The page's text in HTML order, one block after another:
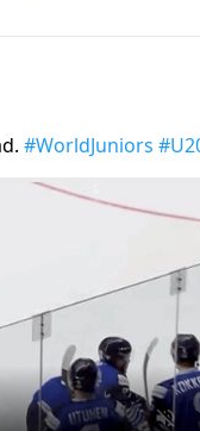
#WorldJuniors